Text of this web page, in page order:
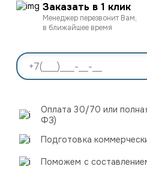
Заказать в 1 клик
Менеджер перезвонит Вам,
в ближайшее время
Оплата 30/70 или
ФЗ)
Подготовка
Поможем с